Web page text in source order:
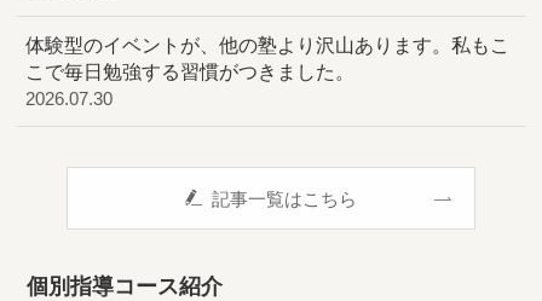
体験型のイベントが、他の塾より沢山あります。私もこ
こで毎日勉強する習慣がつきました。
2026.07.30
記事一覧はこちら
個別指導コース紹介